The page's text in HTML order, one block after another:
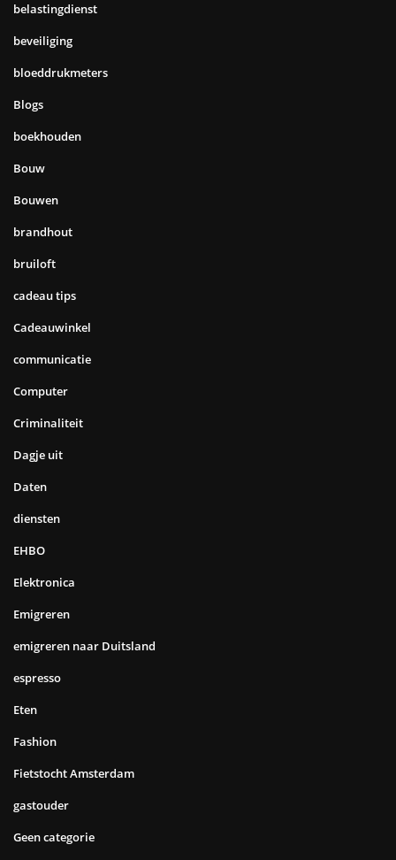
belastingdienst
beveiliging
bloeddrukmeters
Blogs
boekhouden
Bouw
Bouwen
brandhout
bruiloft
cadeau tips
Cadeauwinkel
communicatie
Computer
Criminaliteit
Dagje uit
Daten
diensten
EHBO
Elektronica
Emigreren
emigreren naar Duitsland
espresso
Eten
Fashion
Fietstocht Amsterdam
gastouder
Geen categorie